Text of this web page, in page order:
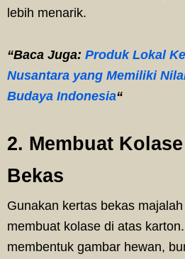
lebih menarik.
“Baca Juga: Produk Lokal
Nusantara yang Memiliki
Budaya Indonesia“
2. Membuat
Bekas
Gunakan kertas bekas
membuat kolase di atas
membentuk gambar hewan,